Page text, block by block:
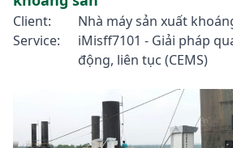
Client:
Nhà máy sản xuất
Service:
iMisff7101 - Giải pháp
động, liên tục (CEMS)